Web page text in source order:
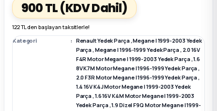
Parça
Parça
900 TL(KDV Dahil)
122 TL den başlayan taksitlerle!
Kategori
Renault Yedek Parça,Megane I 1999-2003 Yedek
Parça,Megane I 1996-1999 Yedek Parça, 2.0 16V
F4R Motor Megane I 1999-2003 Yedek Parça,1.6
8V K7M Motor Megane I 1996-1999 Yedek Parça,
2.0 F3R Motor Megane I 1996-1999 Yedek Parça,
1.4 16V K4J Motor Megane I 1999-2003 Yedek
Parça,1.6 16V K4M Motor Megane I 1999-2003
Yedek Parça,1.9 Dizel F9Q Motor Megane I 1999-